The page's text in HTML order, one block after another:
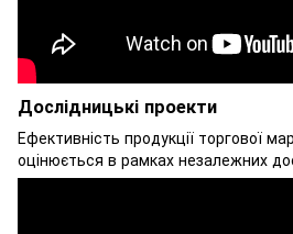
Дослідницькі проекти
Ефективність продукції торгової
оцінюється в рамках незалежних